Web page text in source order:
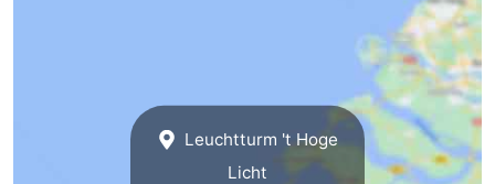
Leuchtturm 't Hoge
Licht